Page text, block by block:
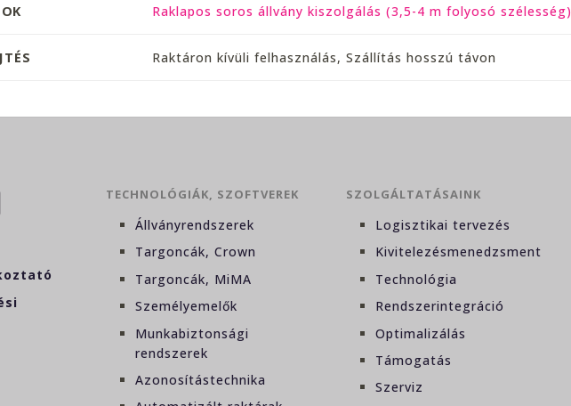
Raklapos soros állvány kiszolgálás (3,5-4 m folyosó szélesség)
Raktáron kívüli felhasználás, Szállítás hosszú távon
TECHNOLÓGIÁK, SZOFTVEREK
Állványrendszerek
Targoncák, Crown
Targoncák, MiMA
Személyemelők
Munkabiztonsági
rendszerek
Azonosítástechnika
SZOLGÁLTATÁSAINK
Logisztikai tervezés
Kivitelezésmenedzsment
Technológia
Rendszerintegráció
Optimalizálás
Támogatás
Szerviz